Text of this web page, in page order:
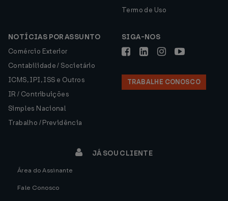
Termo de Uso
NOTÍCIAS POR ASSUNTO
Comércio Exterior
Contabilidade / Societário
ICMS, IPI, ISS e Outros
IR / Contribuições
Simples Nacional
Trabalho / Previdência
SIGA-NOS
TRABALHE CONOSCO
JÁ SOU CLIENTE
Área do Assinante
Fale Conosco